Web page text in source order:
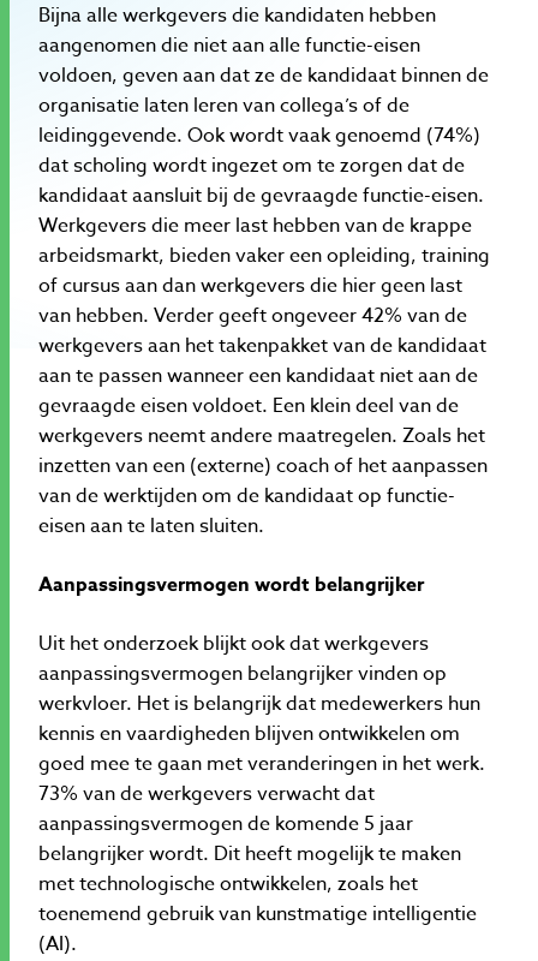
Bijna alle werkgevers die kandidaten hebben
aangenomen die niet aan alle functie-eisen
voldoen, geven aan dat ze de kandidaat binnen de
organisatie laten leren van collega’s of de
leidinggevende. Ook wordt vaak genoemd (74%)
dat scholing wordt ingezet om te zorgen dat de
kandidaat aansluit bij de gevraagde functie-eisen.
Werkgevers die meer last hebben van de krappe
arbeidsmarkt, bieden vaker een opleiding, training
of cursus aan dan werkgevers die hier geen last
van hebben. Verder geeft ongeveer 42% van de
werkgevers aan het takenpakket van de kandidaat
aan te passen wanneer een kandidaat niet aan de
gevraagde eisen voldoet. Een klein deel van de
werkgevers neemt andere maatregelen. Zoals het
inzetten van een (externe) coach of het aanpassen
van de werktijden om de kandidaat op functie-
eisen aan te laten sluiten.
Aanpassingsvermogen wordt belangrijker
Uit het onderzoek blijkt ook dat werkgevers
aanpassingsvermogen belangrijker vinden op
werkvloer. Het is belangrijk dat medewerkers hun
kennis en vaardigheden blijven ontwikkelen om
goed mee te gaan met veranderingen in het werk.
73% van de werkgevers verwacht dat
aanpassingsvermogen de komende 5 jaar
belangrijker wordt. Dit heeft mogelijk te maken
met technologische ontwikkelen, zoals het
toenemend gebruik van kunstmatige intelligentie
(AI).